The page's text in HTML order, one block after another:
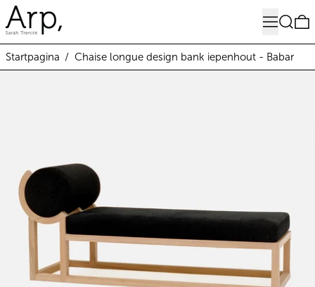
MenuZoeken
Startpagina / Chaise longue design bank iepenhout - Babar